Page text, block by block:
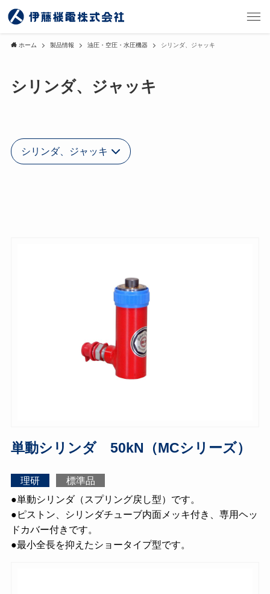
ホーム 製品情報 油圧・空圧・水圧機器 シリンダ、ジャッキ
シリンダ、ジャッキ
シリンダ、ジャッキ
単動シリンダ 50kN（MCシリーズ）
理研
標準品
●単動シリンダ（スプリング戻し型）です。
●ピストン、シリンダチューブ内面メッキ付き、専用ヘッ
ドカバー付きです。
●最小全長を抑えたショータイプ型です。